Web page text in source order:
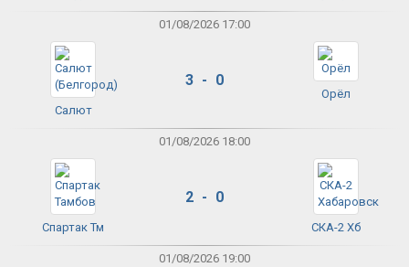
01/08/2026 17:00
Салют
3 - 0
Орёл
01/08/2026 18:00
Спартак Тм
2 - 0
СКА-2 Хб
01/08/2026 19:00